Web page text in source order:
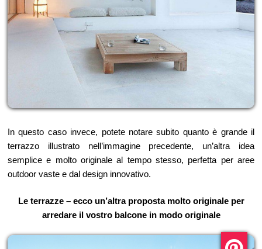
In questo caso invece, potete notare subito quanto è grande il
terrazzo illustrato nell’immagine precedente, un’altra idea
semplice e molto originale al tempo stesso, perfetta per aree
outdoor vaste e dal design innovativo.
Le terrazze – ecco un’altra proposta molto originale per
arredare il vostro balcone in modo originale